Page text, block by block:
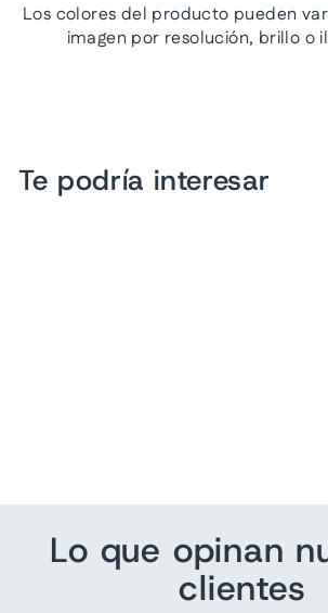
Los colores del producto pueden
imagen por resolución, brillo o
Te podría interesar
Lo que opinan
clientes